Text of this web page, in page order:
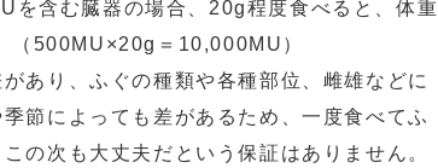
を含む臓器の場合、20g程度食べると、体重
（500MU×20g＝10,000MU）
あり、ふぐの種類や各種部位、雌雄などに
節によっても差があるため、一度食べてふ
の次も大丈夫だという保証はありません。